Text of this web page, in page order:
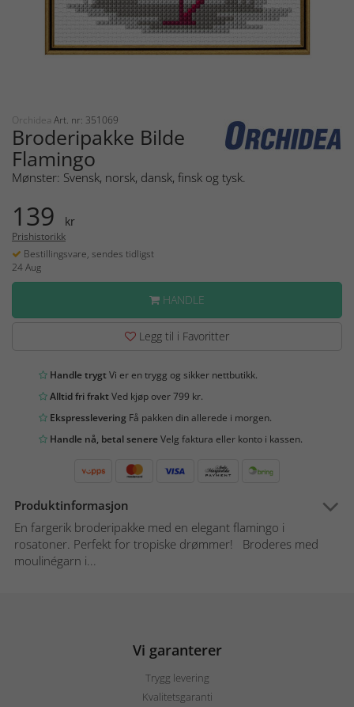
Orchidea Art. nr: 351069
Broderipakke Bilde
Flamingo
Mønster: Svensk, norsk, dansk, finsk og tysk.
139 kr
Prishistorikk
Bestillingsvare, sendes tidligst
24 Aug
HANDLE
Legg til i Favoritter
Handle trygtVi er en trygg og sikker nettbutikk.
Alltid fri fraktVed kjøp over 799 kr.
Ekspresslevering Få pakken din allerede i morgen.
Handle nå, betal senereVelg faktura eller konto i kassen.
Produktinformasjon
En fargerik broderipakke med en elegant flamingo i
rosatoner. Perfekt for tropiske drømmer! Broderes med
moulinégarn i...
Vi garanterer
Trygg levering
Kvalitetsgaranti